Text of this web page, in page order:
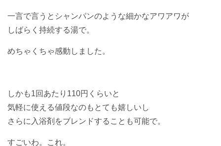
一言で言うとシャンパンのような細かなアワアワが
しばらく持続する湯で。
めちゃくちゃ感動しました。
しかも1回あたり110円くらいと
気軽に使える値段なのもとても嬉しいし
さらに入浴剤をブレンドすることも可能で。
すごいわ。これ。